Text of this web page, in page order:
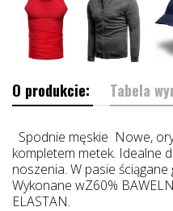
O produkcie: Tabela
Spodnie męskie Nowe,
kompletem metek. Idealne
noszenia. W pasie
Wykonane wZ60%
ELASTAN.